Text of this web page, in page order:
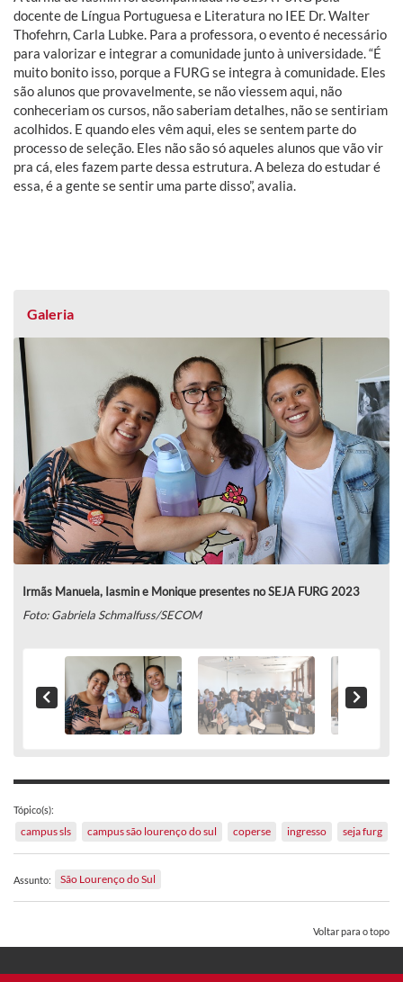
docente de Língua Portuguesa e Literatura no IEE Dr. Walter
Thofehrn, Carla Lubke. Para a professora, o evento é necessário
para valorizar e integrar a comunidade junto à universidade. “É
muito bonito isso, porque a FURG se integra à comunidade. Eles
são alunos que provavelmente, se não viessem aqui, não
conheceriam os cursos, não saberiam detalhes, não se sentiriam
acolhidos. E quando eles vêm aqui, eles se sentem parte do
processo de seleção. Eles não são só aqueles alunos que vão vir
pra cá, eles fazem parte dessa estrutura. A beleza do estudar é
essa, é a gente se sentir uma parte disso”, avalia.
Galeria
Irmãs Manuela, Iasmin e Monique presentes no SEJA FURG 2023
Foto: Gabriela Schmalfuss/SECOM
Tópico(s):
campus sls campus são lourenço do sul coperse ingresso seja furg
Assunto: São Lourenço do Sul
Voltar para o topo